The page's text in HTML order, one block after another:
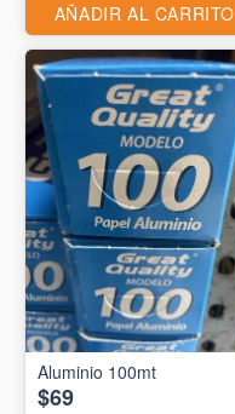
AÑADIR AL CARRITO
$69